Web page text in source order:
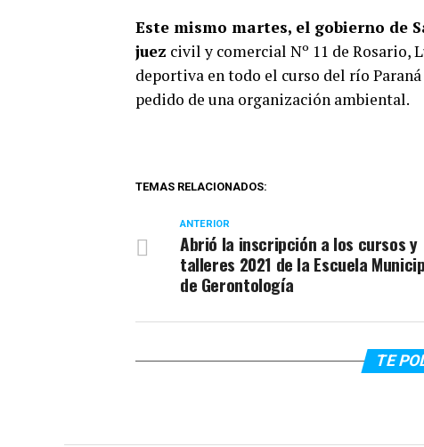
Este mismo martes, el gobierno de
juez civil y comercial Nº 11 de Rosario,
deportiva en todo el curso del río
pedido de una organización ambiental.
TEMAS RELACIONADOS:
ANTERIOR
Abrió la inscripción a los cursos y
talleres 2021 de la Escuela
de Gerontología
TE